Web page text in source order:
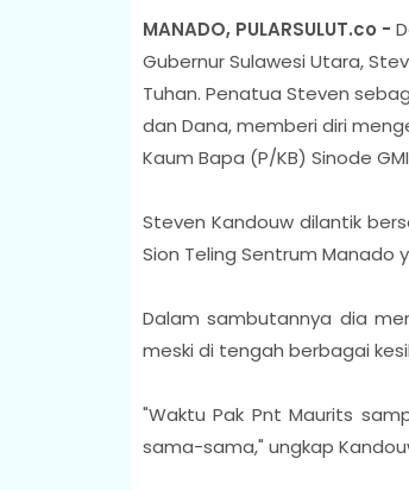
MANADO, PULARSULUT.co -
Gubernur Sulawesi Utara,
Tuhan. Penatua Steven
dan Dana, memberi diri
Kaum Bapa (P/KB) Sinode
Steven Kandouw dilantik
Sion Teling Sentrum Manado
Dalam sambutannya dia
meski di tengah berbagai
"Waktu Pak Pnt Maurits
sama-sama," ungkap